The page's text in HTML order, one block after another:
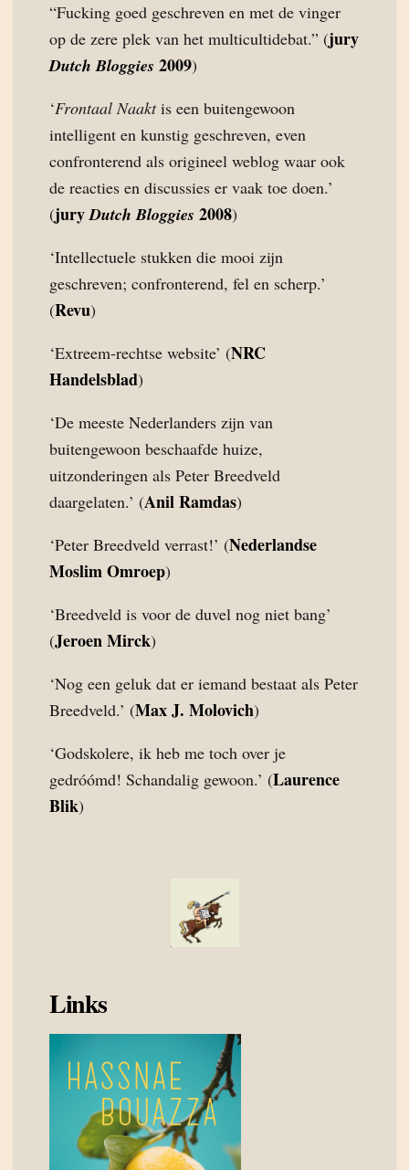
“Fucking goed geschreven en met de vinger
op de zere plek van het multicultidebat.” (jury
Dutch Bloggies 2009)
‘Frontaal Naaktis een buitengewoon
intelligent en kunstig geschreven, even
confronterend als origineel weblog waar ook
de reacties en discussies er vaak toe doen.’
(juryDutch Bloggies 2008)
‘Intellectuele stukken die mooi zijn
geschreven; confronterend, fel en scherp.’
(Revu)
‘Extreem-rechtse website’ (NRC
Handelsblad)
‘De meeste Nederlanders zijn van
buitengewoon beschaafde huize,
uitzonderingen als Peter Breedveld
daargelaten.’ (Anil Ramdas)
‘Peter Breedveld verrast!’ (Nederlandse
Moslim Omroep)
‘Breedveld is voor de duvel nog niet bang’
(Jeroen Mirck)
‘Nog een geluk dat er iemand bestaat als Peter
Breedveld.’ (Max J. Molovich)
‘Godskolere, ik heb me toch over je
gedróómd! Schandalig gewoon.’ (Laurence
Blik)
Links